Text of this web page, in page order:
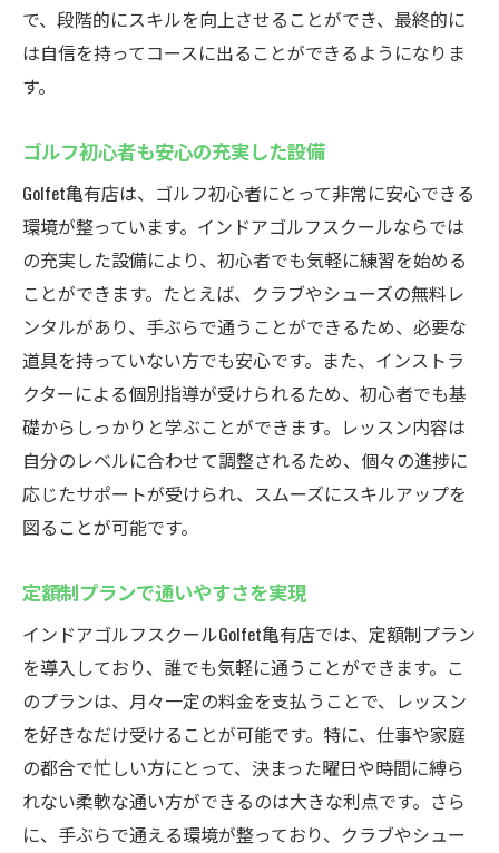
駅近でアクセス良好な通いやすい環境
ゴルフ初心者に優しいサポートが充実
Golfet
初心者でも安心して学べるインドアスクー
ル
個別指導で基礎からしっかり学ぶ
ゴルフ初心者向けの特別プログラム
手ぶらで始めるゴルフライフの第一歩
無理なく継続できる通い放題プラン
最新機器で楽しく技術を習得
亀有のインドアゴルフスクールで効率的に練習
効率的な練習が可能なインドアゴルフ
仕事帰りも通える便利な立地
初心者でも安心のサポート体制
充実した設備で楽しく練習
インドアゴルフスクールで快適にゴルフを楽し
む
天候に関係なく楽しめるインドアゴルフ
快適な環境でストレスフリーな練習
で、段階的にスキルを向上させることができ、最終的に
は自信を持ってコースに出ることができるようになりま
す。
ゴルフ初心者も安心の充実した設備
Golfet亀有店は、ゴルフ初心者にとって非常に安心できる
環境が整っています。インドアゴルフスクールならでは
の充実した設備により、初心者でも気軽に練習を始める
ことができます。たとえば、クラブやシューズの無料レ
ンタルがあり、手ぶらで通うことができるため、必要な
道具を持っていない方でも安心です。また、インストラ
クターによる個別指導が受けられるため、初心者でも基
礎からしっかりと学ぶことができます。レッスン内容は
自分のレベルに合わせて調整されるため、個々の進捗に
応じたサポートが受けられ、スムーズにスキルアップを
図ることが可能です。
定額制プランで通いやすさを実現
インドアゴルフスクールGolfet亀有店では、定額制プラン
を導入しており、誰でも気軽に通うことができます。こ
のプランは、月々一定の料金を支払うことで、レッスン
を好きなだけ受けることが可能です。特に、仕事や家庭
の都合で忙しい方にとって、決まった曜日や時間に縛ら
れない柔軟な通い方ができるのは大きな利点です。さら
に、手ぶらで通える環境が整っており、クラブやシュー